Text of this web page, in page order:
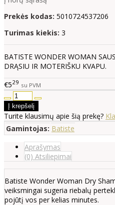
Prekės kodas: 5010724537206
Turimas kiekis: 3
BATISTE WONDER WOMAN
DRĄSIU IR MOTERIŠKU KVAPU.
€529 su PVM
Turite klausimų apie šią prekę?
Gamintojas: Batiste
Aprašymas
(0) Atsiliepimai
Batiste Wonder Woman Dry
veiksmingai sugeria riebalų
pojūtį vos per kelias minutes.